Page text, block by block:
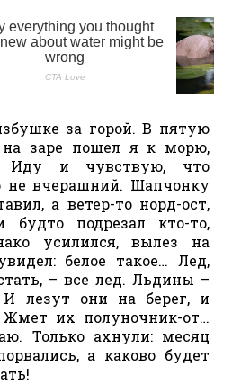
за горой. В пятую
заре пошел я к морю,
Иду и чувствую, что
не вчерашний. Шапчонку
а ветер-то норд-ост,
будто подрезал кто-то,
усилился, вылез на
белое такое… Лед,
– все лед. Льдины –
лезут они на берег, и
их полуночник-от…
Только ахнули: месяц
а каково будет